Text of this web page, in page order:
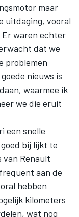
maar
uitdaging, vooral
waren echter
dat we
problemen
nieuws is
waarmee ik
we die eruit
een snelle
bij lijkt te
van Renault
aan de
hebben
kilometers
wat nog